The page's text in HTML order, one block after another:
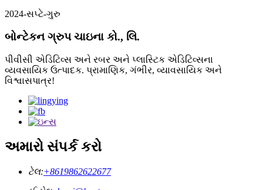
2024-સપ્ટે-ગુરુ
બોન્ટેકન ગ્રુપ ચાઇના કો., લિ.
પીવીસી એડિટિવ્સ અને રબર અને પ્લાસ્ટિક એડિટિવ્સના
વ્યવસાયિક ઉત્પાદક. પ્રામાણિક, ગંભીર, વ્યાવસાયિક અને
વિશ્વાસપાત્ર!
અમારો સંપર્ક કરો
ટેલ:+8619862622677